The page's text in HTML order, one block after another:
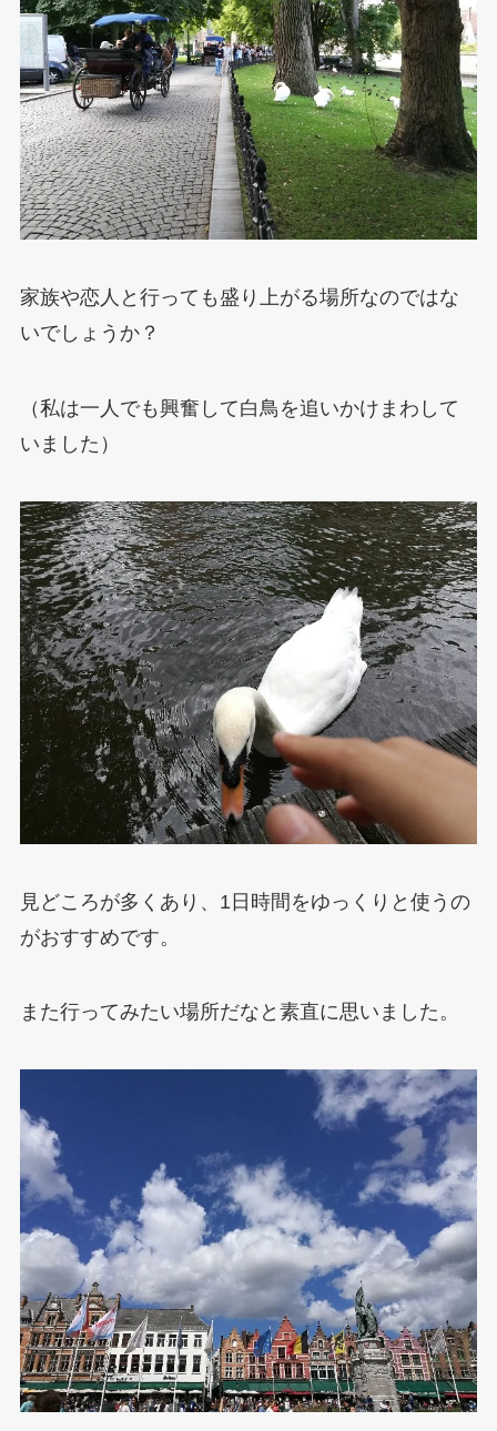
家族や恋人と行っても盛り上がる場所なのではな
いでしょうか？
（私は一人でも興奮して白鳥を追いかけまわして
いました）
見どころが多くあり、1日時間をゆっくりと使うの
がおすすめです。
また行ってみたい場所だなと素直に思いました。